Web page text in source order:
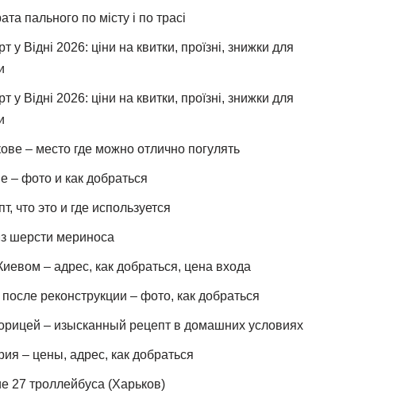
пального по місту і по трасі
у Відні 2026: ціни на квитки, проїзні, знижки для
у Відні 2026: ціни на квитки, проїзні, знижки для
– место где можно отлично погулять
– фото и как добраться
что это и где используется
шерсти мериноса
– адрес, как добраться, цена входа
реконструкции – фото, как добраться
– изысканный рецепт в домашних условиях
– цены, адрес, как добраться
27 троллейбуса (Харьков)